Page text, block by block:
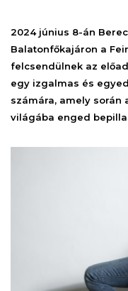
2024 június 8-án
Balatonfőkajáron a
felcsendülnek az
egy izgalmas és
számára, amely során
világába enged